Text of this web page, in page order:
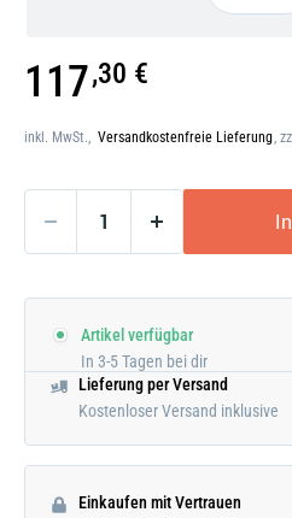
Galerie
öffnen
117,30 €
inkl. MwSt., Versandkostenfreie Lieferung,
Artikel verfügbar
In 3-5 Tagen bei dir
Lieferung per Versand
Kostenloser Versand inklusive
Einkaufen mit Vertrauen